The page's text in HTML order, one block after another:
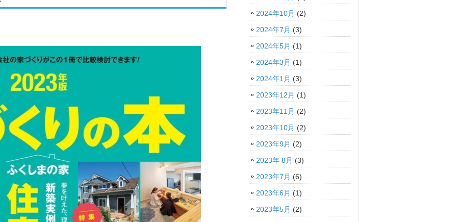
2024年10月 (2)
2024年7月 (3)
2024年5月 (1)
2024年3月 (1)
2024年1月 (3)
2023年12月 (1)
2023年11月 (2)
2023年10月 (2)
2023年9月 (2)
2023年 8月 (3)
2023年7月 (6)
2023年6月 (1)
2023年5月 (2)